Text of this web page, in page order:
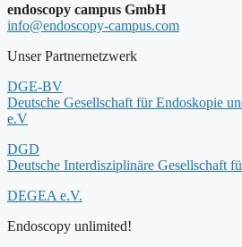
endoscopy campus GmbH
info@endoscopy-campus.com
Unser Partnernetzwerk
DGE-BV
Deutsche Gesellschaft für Endoskopie
e.V
DGD
Deutsche Interdisziplinäre Gesellschaft
DEGEA e.V.
Endoscopy unlimited!